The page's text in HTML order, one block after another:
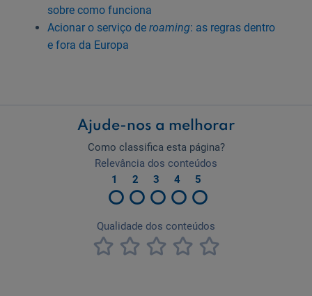
sobre como funciona
Acionar o serviço de roaming: as regras dentro
e fora da Europa